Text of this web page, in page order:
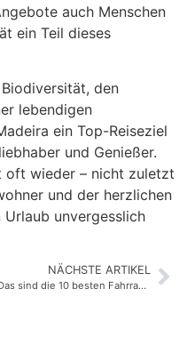
auch Menschen
ein Teil dieses
den
lebendigen
ein Top-Reiseziel
und Genießer.
oft wieder – nicht zuletzt
und der herzlichen
unvergesslich
NÄCHSTE ARTIKEL
Das sind die 10 besten Fahrradschlösser – laut Stiftung Warentest